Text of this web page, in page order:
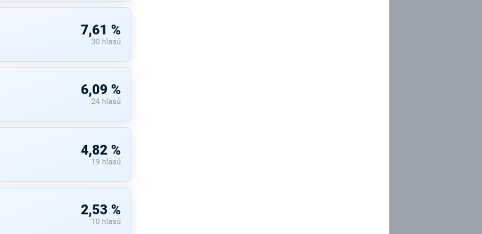
7,61 %
30 hlasů
6,09 %
24 hlasů
4,82 %
19 hlasů
2,53 %
10 hlasů